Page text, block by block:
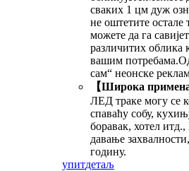
сваких 1 цм дуж
не оштетите остале
можете да га
различитих облика
вашим
сам“ неонске
【Широка примена
ЛЕД траке могу се
спаваћу собу,
боравак, хотел
давање
годину.
упитдетаљ